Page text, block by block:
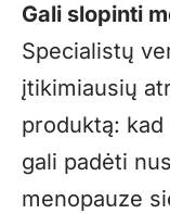
Gali slopinti
Specialistų
įtikimiausių
produktą:
gali padėti
menopauze